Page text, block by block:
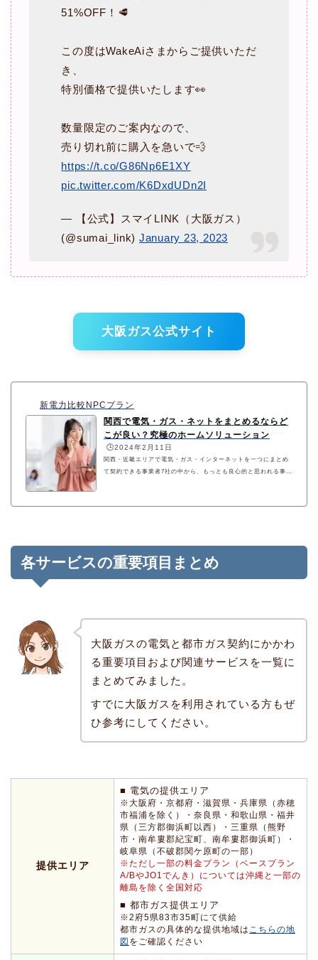
51%OFF！🥩
この度はWakeAiさまからご提供いただ
き、
特別価格で提供いたします👀
数量限定のご案内なので、
売り切れ前に購入を急いで💨
https://t.co/G86Np6E1XY
pic.twitter.com/K6DxdUDn2I
— 【公式】スマイLINK（大阪ガス）
(@sumai_link) January 23, 2023
大阪ガス公式サイト
新電力比較NPCプラン
関西で電気・ガス・ネットをまとめるならど
こが良い？究極のホームソリューション
🕒️2024年2月11日
関西・近畿エリアで電気・ガス・インターネットを一つにまとめ
て契約できる事業者7社の中から、もっとも良心的と思われる事業
各サービスの重要項目まとめ
大阪ガスの電気と都市ガス契約にかかわ
る重要項目および関連サービスを一覧に
まとめてみました。
すでに大阪ガスを利用されている方もぜ
ひ参考にしてください。
提供エリア
■ 電気の提供エリア
※大阪府・京都府・滋賀県・兵庫県（赤穂
市福浦を除く）・奈良県・和歌山県・福井
県（三方郡御浜町以西）・三重県（熊野
市・南牟婁郡紀宝町、南牟婁郡御浜町）・
岐阜県（不破郡関ケ原町の一部）
※ただし一部の料金プラン（ベースプラン
A/BやJO1でんき）については沖縄と一部の
離島を除く全国対応
■ 都市ガス提供エリア
※2府5県83市35町にて供給
都市ガスの具体的な提供地域は こちらの地
図 をご確認ください